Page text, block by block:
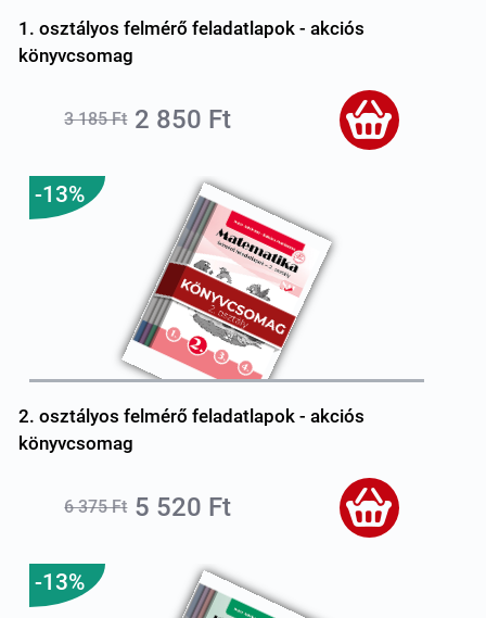
1. osztályos felmérő feladatlapok - akciós
könyvcsomag
3 185 Ft 2 850 Ft
-13%
2. osztályos felmérő feladatlapok - akciós
könyvcsomag
6 375 Ft 5 520 Ft
-13%